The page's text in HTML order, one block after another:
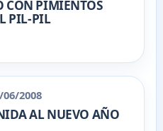
CON PIMIENTOS
PIL-PIL
06/2008
AL NUEVO AÑO